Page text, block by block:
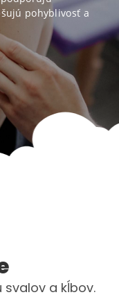
pohyblivosť a
a kĺbov.